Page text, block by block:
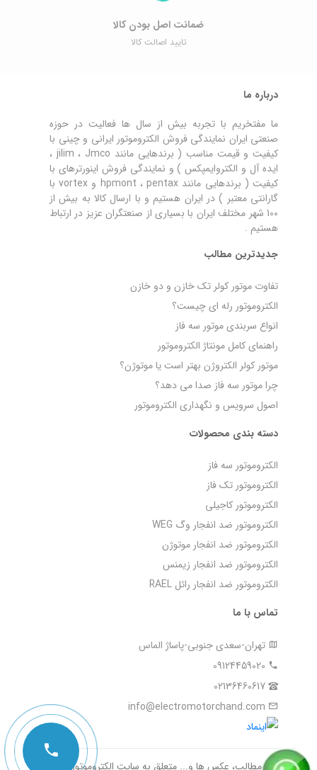
ضمانت اصل ‌بودن کالا
تایید اصالت کالا
درباره ما
ما مفتخریم با تجربه بیش از سال ها فعالیت در حوزه
صنعتی ایران نمایندگی فروش الکتروموتور ایرانی و چینی با
کیفیت و قیمت مناسب ( برندهایی مانند jilim ، Jmco ،
ایده آل و الکتروایمپکس ) و نمایندگی فروش اینورترهای با
کیفیت ( برندهایی مانند hpmont ، pentax و vortex با
گارانتی معتبر ) در ایران هستیم و با ارسال کالا به بیش از
100 شهر مختلف ایران با بسیاری از صنعتگران عزیز در ارتباط
هستیم .
جدیدترین مطالب
تفاوت موتور کولر تک خازن و دو خازن
الکتروموتور رله‌ ای چیست؟
انواع سربندی موتور سه فاز
راهنمای کامل مونتاژ الکتروموتور
موتور کولر الکتروژن بهتر است یا موتوژن؟
چرا موتور سه فاز صدا می‌ دهد؟
اصول سرویس و نگهداری الکتروموتور
دسته بندی محصولات
الکتروموتور سه فاز
الکتروموتور تک فاز
الکتروموتور کاجیلی
الکتروموتور ضد انفجار وگ WEG
الکتروموتور ضد انفجار موتوژن
الکتروموتور ضد انفجار زیمنس
الکتروموتور ضد انفجار رائل RAEL
تماس با ما
تهران-سعدی جنوبی-پاساژ الماس
تمامی مطالب، عکس ها و... متعلق به سایت الکتروموتورچند می